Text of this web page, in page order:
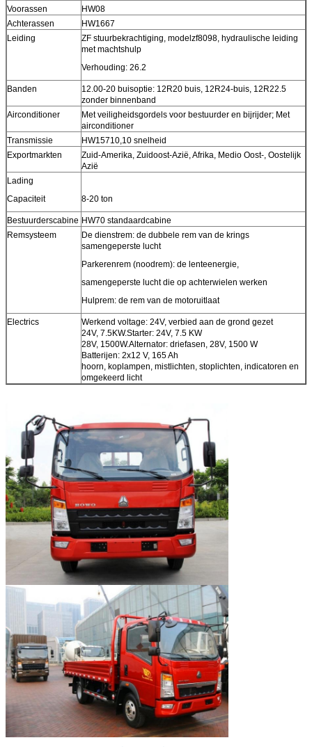
Voorassen
HW08
Achterassen
HW1667
Leiding
ZF stuurbekrachtiging, modelzf8098, hydraulische leiding
met machtshulp
Verhouding: 26.2
Banden
12.00-20 buisoptie: 12R20 buis, 12R24-buis, 12R22.5
zonder binnenband
Airconditioner
Met veiligheidsgordels voor bestuurder en bijrijder; Met
airconditioner
Transmissie
HW15710,10 snelheid
Exportmarkten
Zuid-Amerika, Zuidoost-Azië, Afrika, Medio Oost-, Oostelijk
Azië
Lading
Capaciteit
8-20 ton
Bestuurderscabine HW70 standaardcabine
Remsysteem
De dienstrem: de dubbele rem van de krings
samengeperste lucht
Parkerenrem (noodrem): de lenteenergie,
samengeperste lucht die op achterwielen werken
Hulprem: de rem van de motoruitlaat
Electrics
Werkend voltage: 24V, verbied aan de grond gezet
24V, 7.5KW.Starter: 24V, 7.5 KW
28V, 1500W.Alternator: driefasen, 28V, 1500 W
Batterijen: 2x12 V, 165 Ah
hoorn, koplampen, mistlichten, stoplichten, indicatoren en
omgekeerd licht